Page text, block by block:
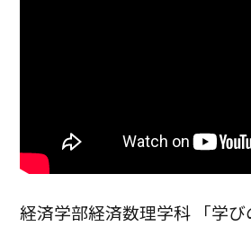
経済学部経済数理学科 「学